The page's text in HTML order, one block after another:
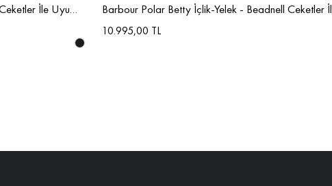
Barbour Polar Betty İçlik-Yelek - Beadnell Ceketler İle Uyumludur
10.995,00 TL